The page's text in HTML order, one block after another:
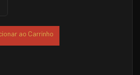
ao Carrinho